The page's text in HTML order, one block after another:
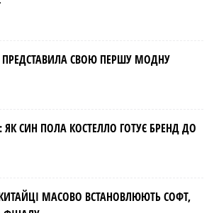
ПРЕДСТАВИЛА СВОЮ ПЕРШУ МОДНУ
СИН ПОЛА КОСТЕЛЛО ГОТУЄ БРЕНД ДО
МАСОВО ВСТАНОВЛЮЮТЬ СОФТ,